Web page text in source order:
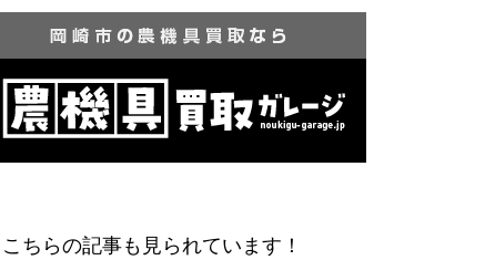
こちらの記事も見られています！